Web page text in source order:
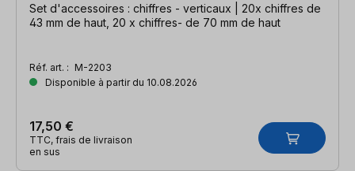
Set d'accessoires : chiffres - verticaux | 20x chiffres de
43 mm de haut, 20 x chiffres- de 70 mm de haut
Réf. art. : M-2203
Disponible à partir du 10.08.2026
17,50 €
TTC, frais de livraison
en sus